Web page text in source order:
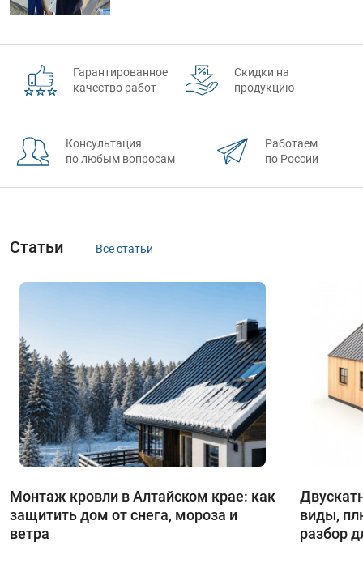
Гарантированное
качество работ
Скидки на
продукцию
Консультация
по любым вопросам
Работаем
по России
Статьи все статьи
Монтаж кровли в Алтайском крае: как
защитить дом от снега, мороза и
ветра
виды,
разбор